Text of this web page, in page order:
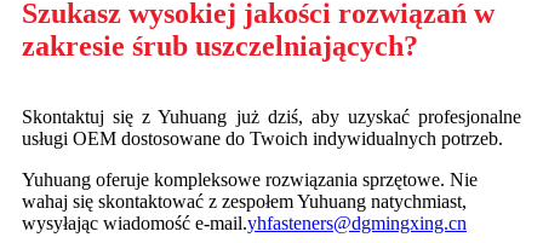
Szukasz wysokiej jakości rozwiązań w
zakresie śrub uszczelniających?
Skontaktuj się z Yuhuang już dziś, aby uzyskać profesjonalne
usługi OEM dostosowane do Twoich indywidualnych potrzeb.
Yuhuang oferuje kompleksowe rozwiązania sprzętowe. Nie
wahaj się skontaktować z zespołem Yuhuang natychmiast,
wysyłając wiadomość e-mail.yhfasteners@dgmingxing.cn